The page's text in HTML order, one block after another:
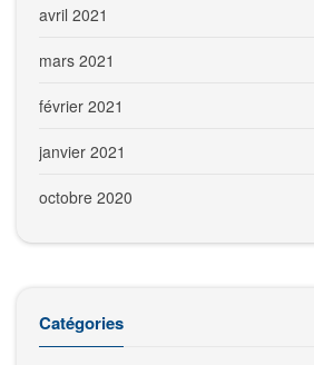
avril 2021
mars 2021
février 2021
janvier 2021
octobre 2020
Catégories